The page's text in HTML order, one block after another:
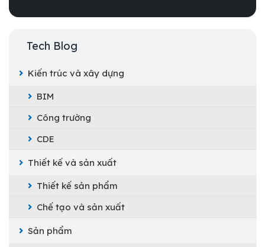
Tech Blog
Kiến trúc và xây dựng
BIM
Công trường
CDE
Thiết kế và sản xuất
Thiết kế sản phẩm
Chế tạo và sản xuất
Sản phẩm